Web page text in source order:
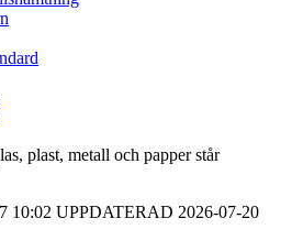
10:02 UPPDATERAD 2026-07-20